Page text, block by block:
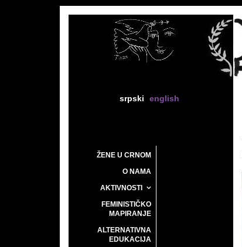
srpski english
ŽENE U CRNOM
O NAMA
AKTIVNOSTI
FEMINISTIČKO
MAPIRANJE
ALTERNATIVNA
EDUKACIJA